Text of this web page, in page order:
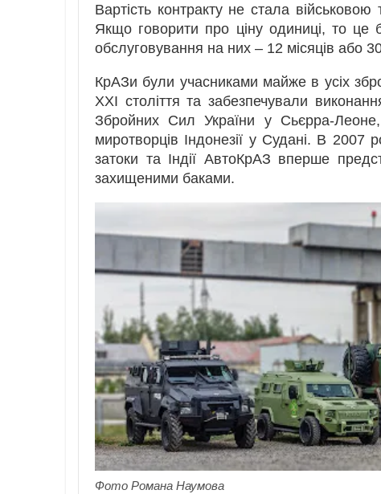
Вартість контракту не стала
Якщо говорити про ціну одиниці, то це
обслуговування на них – 12 місяців або
КрАЗи були учасниками майже в усіх
ХХІ століття та забезпечували
Збройних Сил України у Сьєрра-Леоне,
миротворців Індонезії у Судані. В 2007
затоки та Індії АвтоКрАЗ вперше
захищеними баками.
Фото Романа Наумова